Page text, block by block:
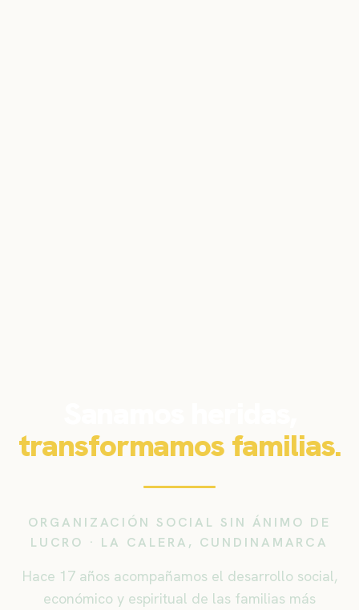
transformamos familias.
ORGANIZACIÓN SOCIAL SIN ÁNIMO DE
LUCRO · LA CALERA, CUNDINAMARCA
Hace 17 años acompañamos el desarrollo social,
económico y espiritual de las familias más